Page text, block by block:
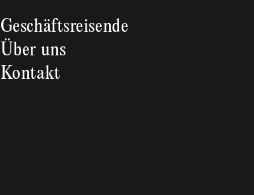
Geschäfts­reisende
Über uns
Kontakt